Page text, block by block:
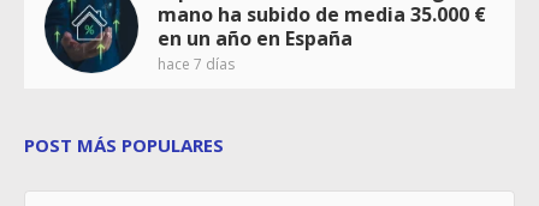
mano ha subido de media 35.000 €
en un año en España
hace 7 días
POST MÁS POPULARES